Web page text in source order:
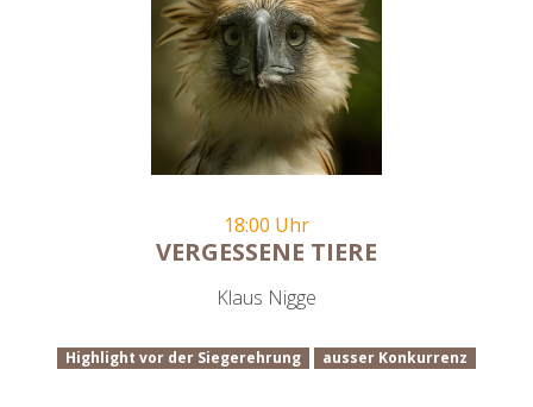
18:00 Uhr
VERGESSENE TIERE
Klaus Nigge
Highlight vor der Siegerehrung ausser Konkurrenz